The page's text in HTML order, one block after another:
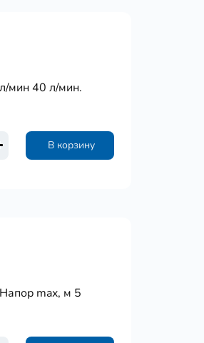
мин 40 л/мин.
В корзину
max, м 5